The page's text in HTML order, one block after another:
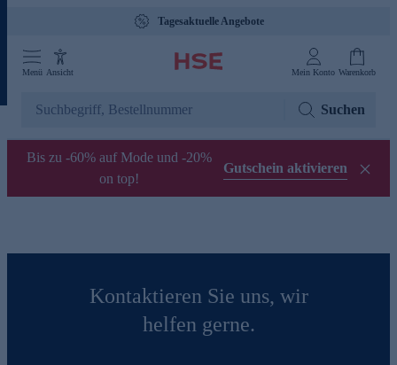
Tagesaktuelle Angebote
Menü Ansicht Mein Konto Warenkorb
Suchen
Bis zu -60% auf Mode und -20%
on top!
Gutschein aktivieren
Kontaktieren Sie uns, wir
helfen gerne.